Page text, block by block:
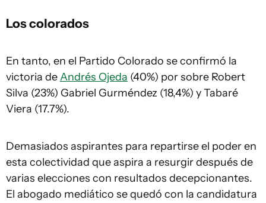
Los colorados
En tanto, en el Partido Colorado se confirmó la
victoria deAndrés Ojeda (40%) por sobre Robert
Silva (23%) Gabriel Gurméndez (18,4%) y Tabaré
Viera (17.7%).
Demasiados aspirantes para repartirse el poder en
esta colectividad que aspira a resurgir después de
varias elecciones con resultados decepcionantes.
El abogado mediático se quedó con la candidatura